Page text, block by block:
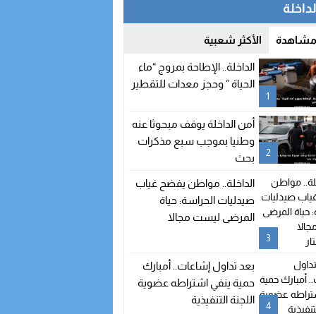
مشاهدة الأكثر شعبية
1
الداخلة.. الإطاحة بمروج “ماء
الحياة ” وحجز معدات للتقطير
2
أمن الداخلة يوقف مبحوثا عنه
وطنيا بموجب سبع مذكرات
بحث
3
الداخلة.. مواطن يفضح غياب
صيدليات الحراسة: حياة
المرضى ليست مجالا
4
بعد تداول إشاعات.. أمبارك
حمية ينفي اشتراطه عضوية
اللجنة التنفيذية